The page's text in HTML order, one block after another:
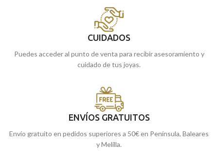
CUIDADOS
Puedes acceder al punto de venta para recibir asesoramiento y
cuidado de tus joyas.
ENVÍOS GRATUITOS
Envío gratuito en pedidos superiores a 50€ en Península, Baleares
y Melilla.